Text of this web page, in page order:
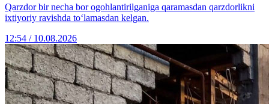
Qarzdor bir necha bor ogohlantirilganiga qaramasdan qarzdorlikni
ixtiyoriy ravishda to‘lamasdan kelgan.
12:54 / 10.08.2026